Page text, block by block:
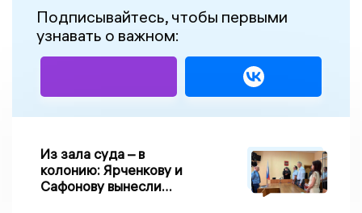
Подписывайтесь, чтобы первыми
узнавать о важном:
Из зала суда – в
колонию: Ярченкову и
Сафонову вынесли